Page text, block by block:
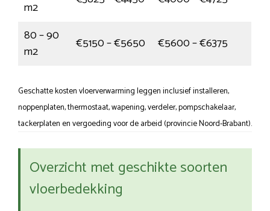
m2
80 – 90
m2
€5150 – €5650 €5600 – €6375
Geschatte kosten vloerverwarming leggen inclusief installeren,
noppenplaten, thermostaat, wapening, verdeler, pompschakelaar,
tackerplaten en vergoeding voor de arbeid (provincie Noord-Brabant).
Overzicht met geschikte soorten
vloerbedekking